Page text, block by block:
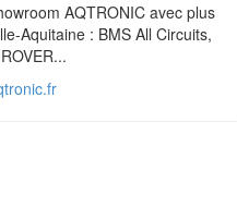
AQTRONIC avec plus
Aquitaine : BMS All Circuits,